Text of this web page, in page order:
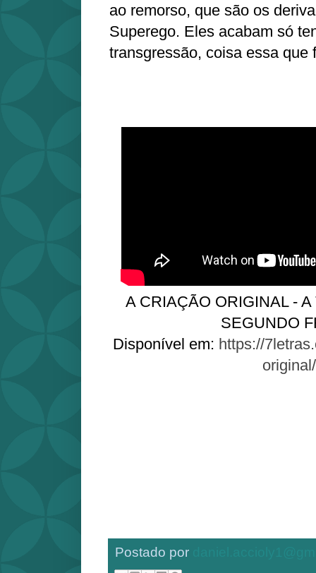
ao remorso, que são os
Superego. Eles acabam só
transgressão, coisa essa que
A CRIAÇÃO ORIGINAL -
SEGUNDO
Disponível em: https://
original/
Postado por